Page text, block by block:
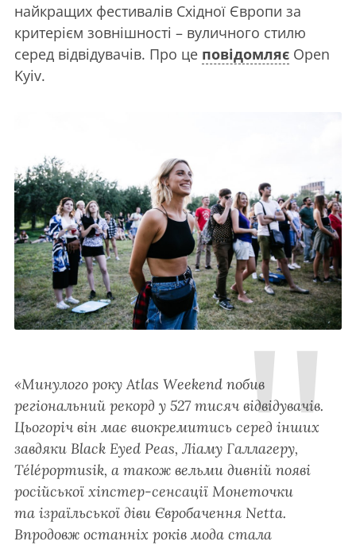
найкращих фестивалів Східної Європи за
критерієм зовнішності – вуличного стилю
серед відвідувачів. Про це повідомляє Open
Kyiv.
«Минулого року Atlas Weekend побив
регіональний рекорд у 527 тисяч відвідувачів.
Цьогоріч він має виокремитись серед інших
завдяки Black Eyed Peas, Ліаму Галлагеру,
Télépopmusik, а також вельми дивній появі
російської хіпстер-сенсації Монеточки
та ізраїльської діви Євробачення Netta.
Впродовж останніх років мода стала